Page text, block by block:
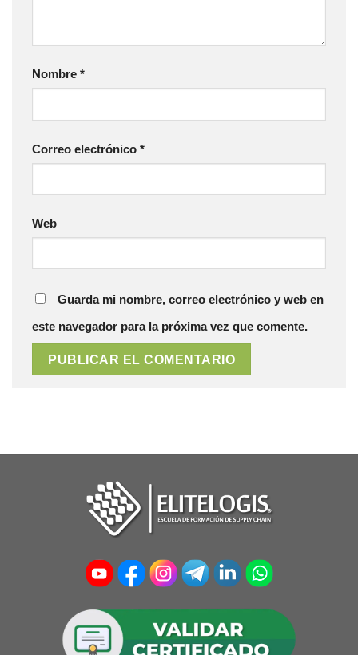
Nombre *
Correo electrónico *
Web
Guarda mi nombre, correo electrónico y web en
este navegador para la próxima vez que comente.